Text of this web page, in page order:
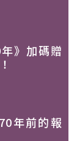
》加碼贈
年前的報